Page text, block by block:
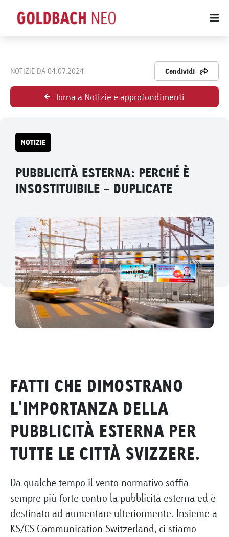
NOTIZIE DA 04.07.2024 Condividi
Torna a Notizie e approfondimenti
NOTIZIE
PUBBLICITÀ ESTERNA: PERCHÉ È
INSOSTITUIBILE - DUPLICATE
FATTI CHE DIMOSTRANO
L'IMPORTANZA DELLA
PUBBLICITÀ ESTERNA PER
TUTTE LE CITTÀ SVIZZERE.
Da qualche tempo il vento normativo soffia
sempre più forte contro la pubblicità esterna ed è
destinato ad aumentare ulteriormente. Insieme a
KS/CS Communication Switzerland, ci stiamo